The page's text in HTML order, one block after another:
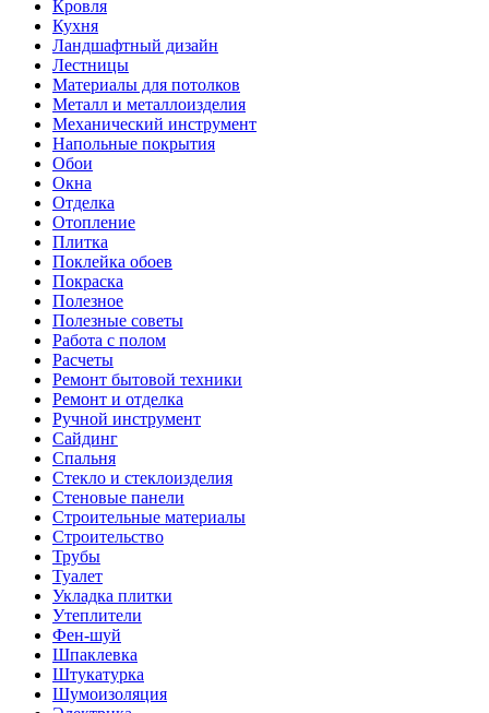
Кровля
Кухня
Ландшафтный дизайн
Лестницы
Материалы для потолков
Металл и металлоизделия
Механический инструмент
Напольные покрытия
Обои
Окна
Отделка
Отопление
Плитка
Поклейка обоев
Покраска
Полезное
Полезные советы
Работа с полом
Расчеты
Ремонт бытовой техники
Ремонт и отделка
Ручной инструмент
Сайдинг
Спальня
Стекло и стеклоизделия
Стеновые панели
Строительные материалы
Строительство
Трубы
Туалет
Укладка плитки
Утеплители
Фен-шуй
Шпаклевка
Штукатурка
Шумоизоляция